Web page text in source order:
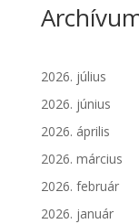
2026. július
2026. június
2026. április
2026. március
2026. február
2026. január